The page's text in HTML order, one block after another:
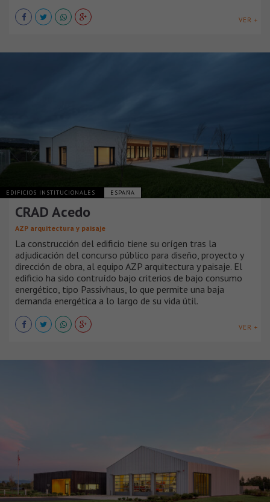
VER +
EDIFICIOS INSTITUCIONALES ESPAÑA
CRAD Acedo
AZP arquitectura y paisaje
La construcción del edificio tiene su orígen tras la
adjudicación del concurso público para diseño, proyecto y
dirección de obra, al equipo AZP arquitectura y paisaje. El
edificio ha sido contruído bajo criterios de bajo consumo
energético, tipo Passivhaus, lo que permite una baja
demanda energética a lo largo de su vida útil.
VER +